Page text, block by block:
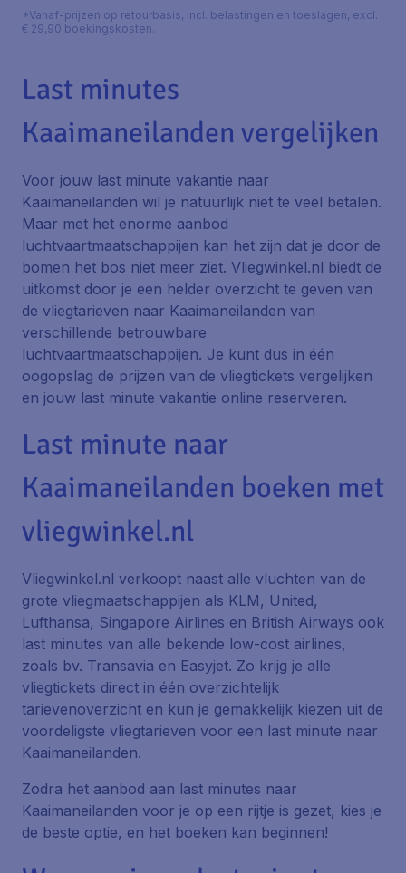
*Vanaf-prijzen op retourbasis, incl. belastingen en toeslagen, excl.
€ 29,90 boekingskosten.
Last minutes
Kaaimaneilanden vergelijken
Voor jouw last minute vakantie naar
Kaaimaneilanden wil je natuurlijk niet te veel betalen.
Maar met het enorme aanbod
luchtvaartmaatschappijen kan het zijn dat je door de
bomen het bos niet meer ziet. Vliegwinkel.nl biedt de
uitkomst door je een helder overzicht te geven van
de vliegtarieven naar Kaaimaneilanden van
verschillende betrouwbare
luchtvaartmaatschappijen. Je kunt dus in één
oogopslag de prijzen van de vliegtickets vergelijken
en jouw last minute vakantie online reserveren.
Last minute naar
Kaaimaneilanden boeken met
vliegwinkel.nl
Vliegwinkel.nl verkoopt naast alle vluchten van de
grote vliegmaatschappijen als KLM, United,
Lufthansa, Singapore Airlines en British Airways ook
last minutes van alle bekende low-cost airlines,
zoals bv. Transavia en Easyjet. Zo krijg je alle
vliegtickets direct in één overzichtelijk
tarievenoverzicht en kun je gemakkelijk kiezen uit de
voordeligste vliegtarieven voor een last minute naar
Kaaimaneilanden.
Zodra het aanbod aan last minutes naar
Kaaimaneilanden voor je op een rijtje is gezet, kies je
de beste optie, en het boeken kan beginnen!